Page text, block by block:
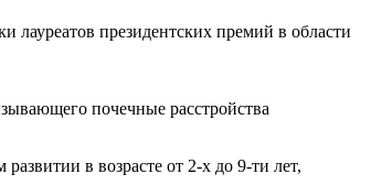
лауреатов президентских премий в области
почечные расстройства
в возрасте от 2-х до 9-ти лет,